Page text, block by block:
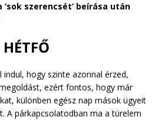
szerencsét’ beírása után
hogy szinte azonnal érzed,
ezért fontos, hogy már
különben egész nap mások ügyeit
A párkapcsolatodban ma a türelem